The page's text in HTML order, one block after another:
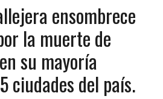
ensombrece
la muerte de
su mayoría
ciudades del país.